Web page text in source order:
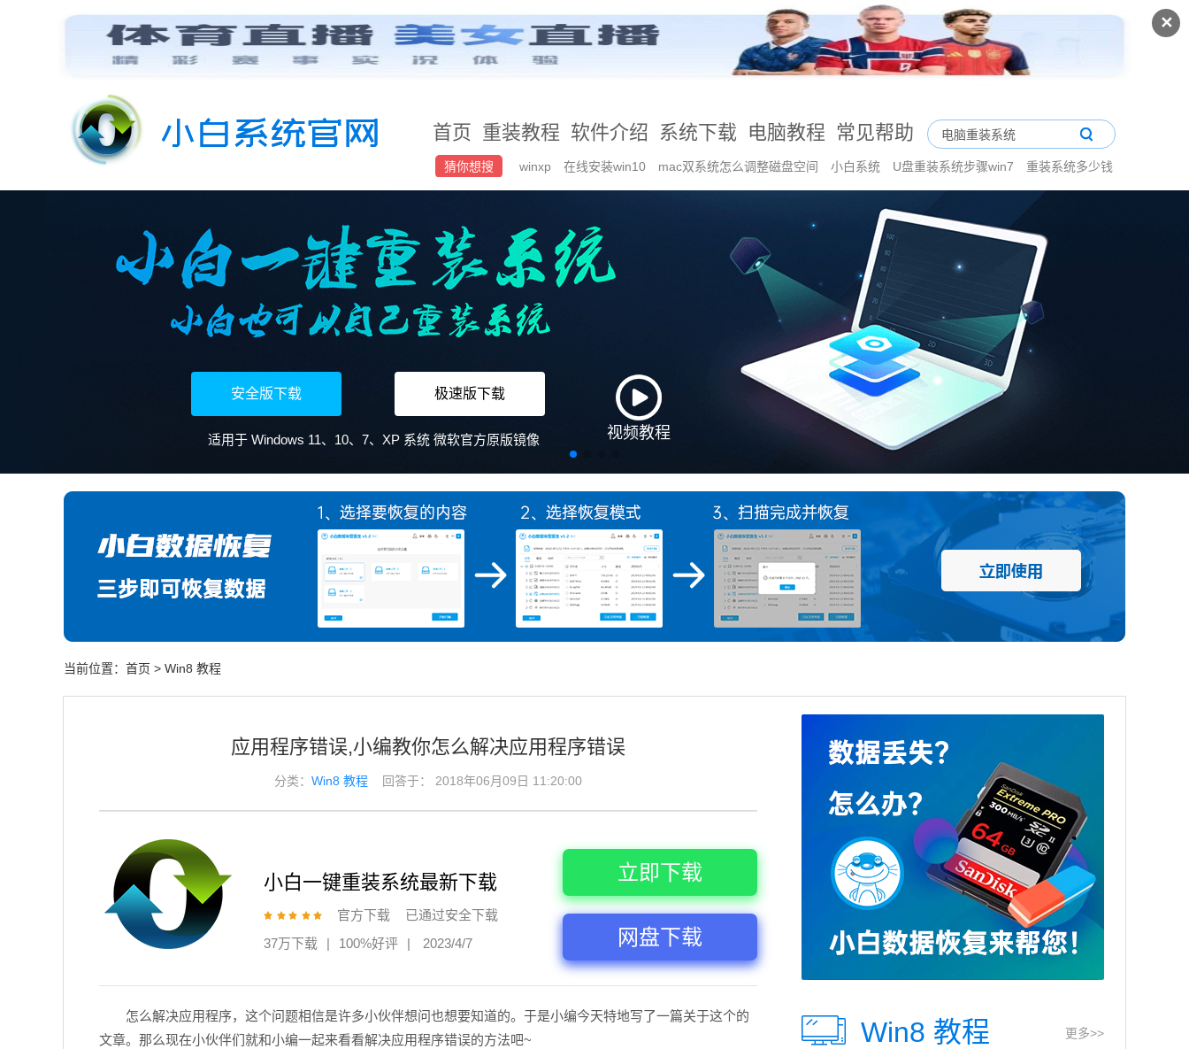
✕
首页 重装教程 软件介绍 系统下载 电脑教程 常见帮助
猜你想搜 winxp 在线安装win10 mac双系统怎么调整磁盘空间 小白系统 U盘重装系统步骤win7 重装系统多少钱
安全版下载 极速版下载
适用于 Windows 11、10、7、XP 系统 微软官方原版镜像 视频教程
当前位置： 首页 > Win8 教程
应用程序错误,小编教你怎么解决应用程序错误
分类：Win8 教程 回答于： 2018年06月09日 11:20:00
小白一键重装系统最新下载
官方下载
已通过安全下载
37万下载
| 100%好评 | 2023/4/7
立即下载
网盘下载
怎么解决应用程序，这个问题相信是许多小伙伴想问也想要知道的。于是小编今天特地写了一篇关于这个的
文章。那么现在小伙伴们就和小编一起来看看解决应用程序错误的方法吧~
Win8 教程 更多>>